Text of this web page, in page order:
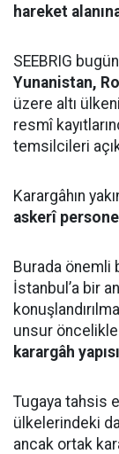
hareket
SEEBRIG bugün
Yunanistan,
üzere altı
resmî
temsilcileri
Karargâhın
askerî personel
Burada önemli
İstanbul’a bir
unsur öncelikle
karargâh yapısı
Tugaya tahsis
ülkelerindeki
ancak ortak